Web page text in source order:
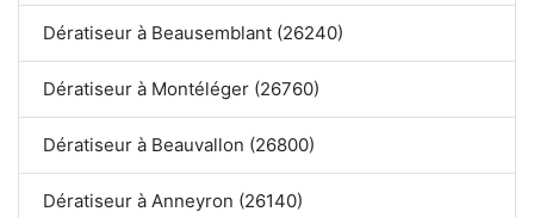
Dératiseur à Beausemblant (26240)
Dératiseur à Montéléger (26760)
Dératiseur à Beauvallon (26800)
Dératiseur à Anneyron (26140)